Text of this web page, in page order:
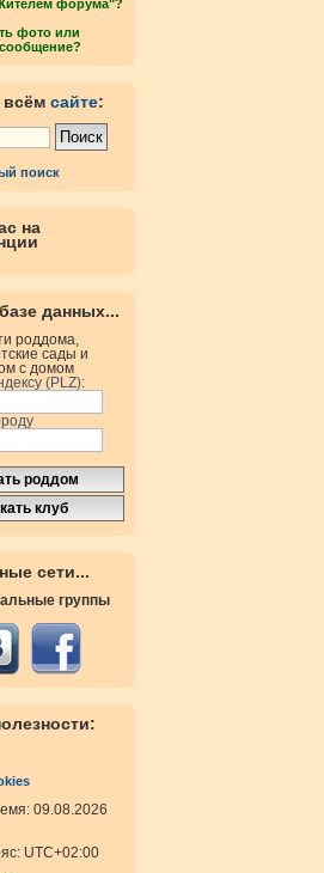
форума"?
фото или
всём сайте:
поиск
на
данных...
роддома,
сады и
с домом
(PLZ):
сети...
группы
09.08.2026
UTC+02:00